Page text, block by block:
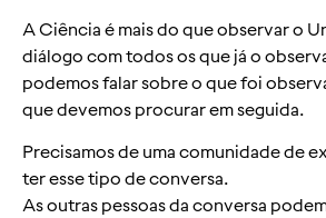
A Ciência é mais do que observar o
diálogo com todos os que já o
podemos falar sobre o que foi
que devemos procurar em seguida.
Precisamos de uma comunidade de
ter esse tipo de conversa.
As outras pessoas da conversa